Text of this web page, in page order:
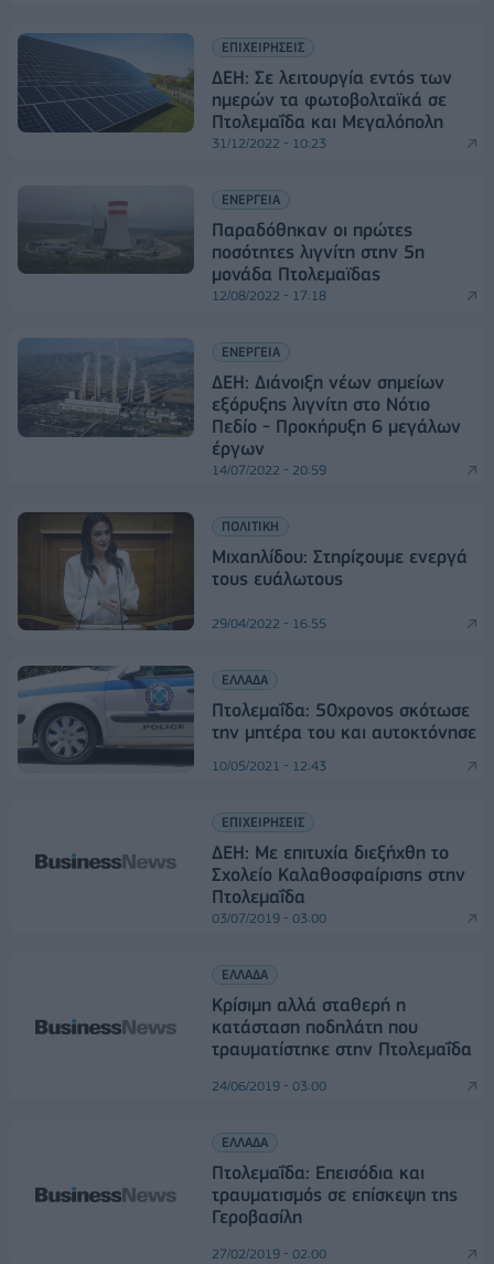
ΕΠΙΧΕΙΡΗΣΕΙΣ
ΔΕΗ: Σε λειτουργία εντός των
ημερών τα φωτοβολταϊκά σε
Πτολεμαΐδα και Μεγαλόπολη
31/12/2022 - 10:23
ΕΝΕΡΓΕΙΑ
Παραδόθηκαν οι πρώτες
ποσότητες λιγνίτη στην 5η
μονάδα Πτολεμαϊδας
12/08/2022 - 17:18
ΕΝΕΡΓΕΙΑ
ΔΕΗ: Διάνοιξη νέων σημείων
εξόρυξης λιγνίτη στο Νότιο
Πεδίο - Προκήρυξη 6 μεγάλων
έργων
14/07/2022 - 20:59
ΠΟΛΙΤΙΚΗ
Μιχαηλίδου: Στηρίζουμε ενεργά
τους ευάλωτους
29/04/2022 - 16:55
ΕΛΛΑΔΑ
Πτολεμαΐδα: 50χρονος σκότωσε
την μητέρα του και αυτοκτόνησε
10/05/2021 - 12:43
ΕΠΙΧΕΙΡΗΣΕΙΣ
ΔΕΗ: Με επιτυχία διεξήχθη το
Σχολείο Καλαθοσφαίρισης στην
Πτολεμαΐδα
03/07/2019 - 03:00
ΕΛΛΑΔΑ
Κρίσιμη αλλά σταθερή η
κατάσταση ποδηλάτη που
τραυματίστηκε στην Πτολεμαΐδα
24/06/2019 - 03:00
ΕΛΛΑΔΑ
Πτολεμαΐδα: Επεισόδια και
τραυματισμός σε επίσκεψη της
Γεροβασίλη
27/02/2019 - 02:00